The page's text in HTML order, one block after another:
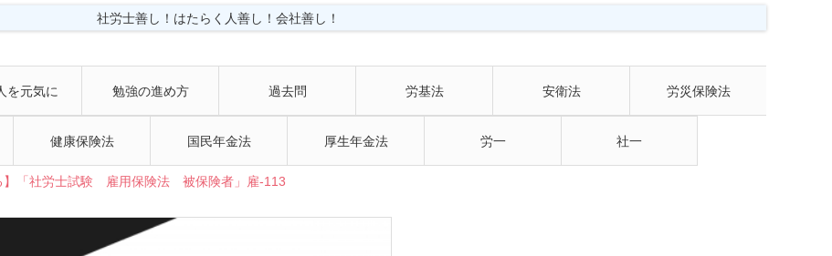
社労士善し！はたらく人善し！会社善し！
を元気に 勉強の進め方 過去問 労基法 安衛法 労災保険法
健康保険法 国民年金法 厚生年金法 労一 社一
】「社労士試験 雇用保険法 被保険者」雇-113